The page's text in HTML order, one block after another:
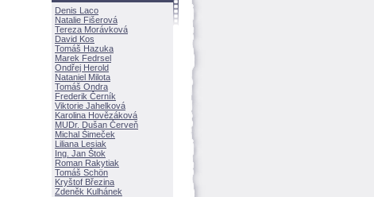
Denis Laco
Natalie Fišerov
Tereza Morávkov
David Kos
Tomáš Hazuka
Marek Fedrsel
Ondřej Herold
Nataniel Milota
Tomáš Ondra
Frederik Černík
Viktorie Jahelkov
Karolina Hovězákov
MUDr. Dušan Červeň
Michal Šimeček
Liliana Lesiak
Ing. Jan Štok
Roman Rakytiak
Tomáš Schön
Kryštof Březina
Zdeněk Kulhánek